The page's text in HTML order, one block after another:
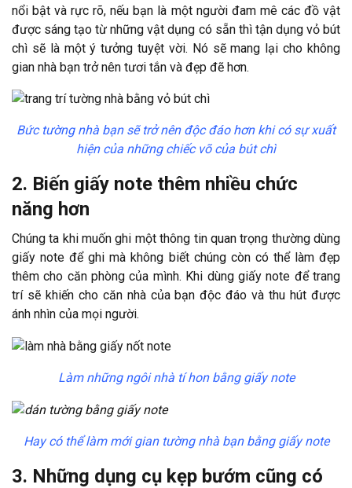
nổi bật và rực rõ, nếu bạn là một người đam mê các đồ vật
được sáng tạo từ những vật dụng có sẵn thì tận dụng vỏ bút
chì sẽ là một ý tưởng tuyệt vời. Nó sẽ mang lại cho không
gian nhà bạn trở nên tươi tắn và đẹp đẽ hơn.
Bức tường nhà bạn sẽ trở nên độc đáo hơn khi có sự xuất
hiện của những chiếc võ của bút chì
2. Biến giấy note thêm nhiều chức
năng hơn
Chúng ta khi muốn ghi một thông tin quan trọng thường dùng
giấy note để ghi mà không biết chúng còn có thể làm đẹp
thêm cho căn phòng của mình. Khi dùng giấy note để trang
trí sẽ khiến cho căn nhà của bạn độc đáo và thu hút được
ánh nhìn của mọi người.
Làm những ngôi nhà tí hon bằng giấy note
Hay có thể làm mới gian tường nhà bạn bằng giấy note
3. Những dụng cụ kẹp bướm cũng có